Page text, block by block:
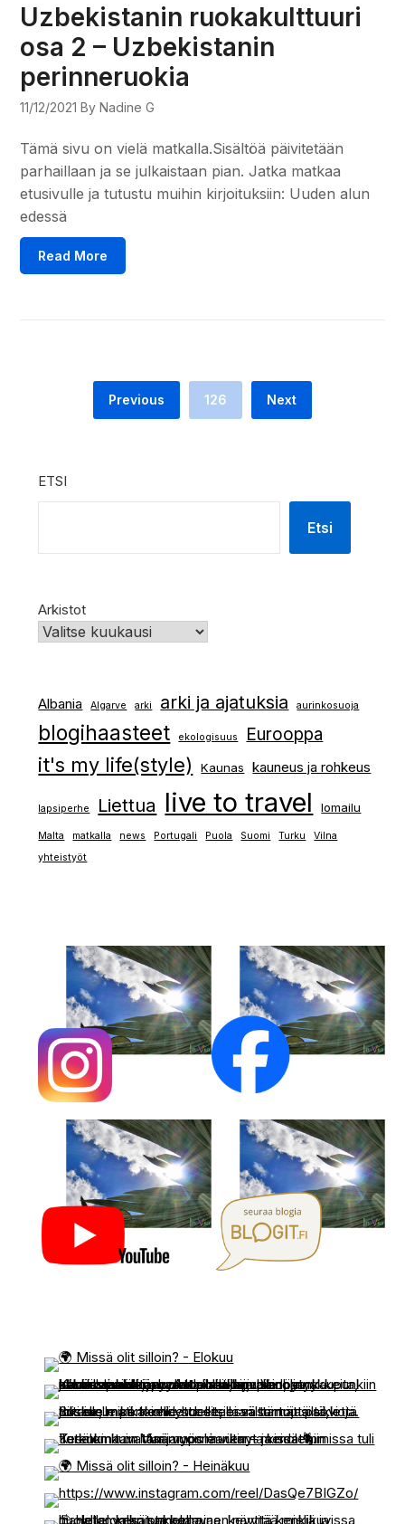
Uzbekistanin ruokakulttuuri
osa 2 – Uzbekistanin
perinneruokia
11/12/2021 By Nadine G
Tämä sivu on vielä matkalla.Sisältöä päivitetään
parhaillaan ja se julkaistaan pian. Jatka matkaa
etusivulle ja tutustu muihin kirjoituksiin: Uuden alun
edessä
Read More
Previous 126 Next
ETSI
Etsi
Arkistot
Albania Algarve arki arki ja ajatuksia aurinkosuoja
blogihaasteet ekologisuus Eurooppa
it's my life(style) Kaunas kauneus ja rohkeus
lapsiperhe Liettua live to travel lomailu
Malta matkalla news Portugali Puola Suomi Turku
Vilna
yhteistyöt